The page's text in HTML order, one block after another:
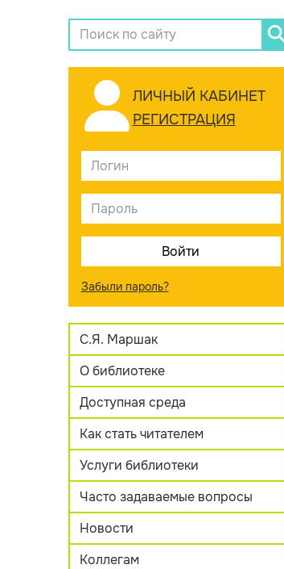
ЛИЧНЫЙ КАБИНЕТ
РЕГИСТРАЦИЯ
Забыли пароль?
С.Я. Маршак
О библиотеке
Доступная среда
Как стать читателем
Услуги библиотеки
Часто задаваемые вопросы
Новости
Коллегам